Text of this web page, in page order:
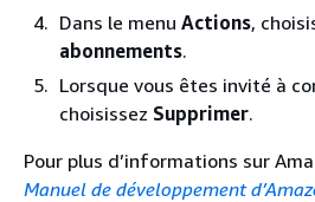
Dans le menu Actions,
abonnements.
Lorsque vous êtes invité à
choisissez Supprimer.
Pour plus d’informations sur
Manuel de développement